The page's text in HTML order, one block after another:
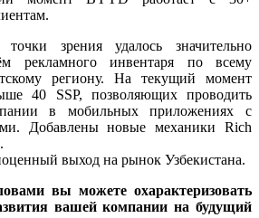
зрения удалось значительно
рекламного инвентаря по всему
региону. На текущий момент
40 SSP, позволяющих проводить
в мобильных приложениях с
Добавлены новые механики Rich
выход на рынок Узбекистана.
вы можете охарактеризовать
вашей компании на будущий